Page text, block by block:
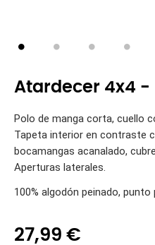
Atardecer 4x4 -
Polo de manga corta, cuello
Tapeta interior en contraste
bocamangas acanalado,
Aperturas laterales.
100% algodón peinado, punto
27,99 €